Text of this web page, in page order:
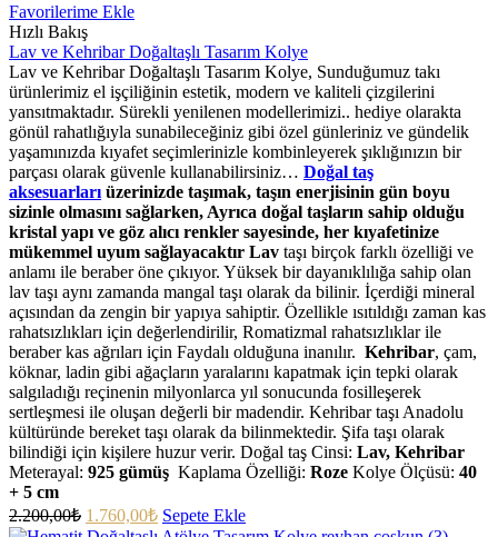
Favorilerime Ekle
Hızlı Bakış
Lav ve Kehribar Doğaltaşlı Tasarım Kolye
Lav ve Kehribar Doğaltaşlı Tasarım Kolye, Sunduğumuz takı
ürünlerimiz el işçiliğinin estetik, modern ve kaliteli çizgilerini
yansıtmaktadır. Sürekli yenilenen modellerimizi.. hediye olarakta
gönül rahatlığıyla sunabileceğiniz gibi özel günleriniz ve gündelik
yaşamınızda kıyafet seçimlerinizle kombinleyerek şıklığınızın bir
parçası olarak güvenle kullanabilirsiniz… Doğal taş
aksesuarları üzerinizde taşımak, taşın enerjisinin gün boyu
sizinle olmasını sağlarken, Ayrıca doğal taşların sahip olduğu
kristal yapı ve göz alıcı renkler sayesinde, her kıyafetinize
mükemmel uyum sağlayacaktır Lav taşı birçok farklı özelliği ve
anlamı ile beraber öne çıkıyor. Yüksek bir dayanıklılığa sahip olan
lav taşı aynı zamanda mangal taşı olarak da bilinir. İçerdiği mineral
açısından da zengin bir yapıya sahiptir. Özellikle ısıtıldığı zaman kas
rahatsızlıkları için değerlendirilir, Romatizmal rahatsızlıklar ile
beraber kas ağrıları için Faydalı olduğuna inanılır. Kehribar, çam,
köknar, ladin gibi ağaçların yaralarını kapatmak için tepki olarak
salgıladığı reçinenin milyonlarca yıl sonucunda fosilleşerek
sertleşmesi ile oluşan değerli bir madendir. Kehribar taşı Anadolu
kültüründe bereket taşı olarak da bilinmektedir. Şifa taşı olarak
bilindiği için kişilere huzur verir. Doğal taş Cinsi: Lav, Kehribar
Meterayal: 925 gümüş Kaplama Özelliği: Roze Kolye Ölçüsü: 40
+ 5 cm
2.200,00₺ 1.760,00₺ Sepete Ekle